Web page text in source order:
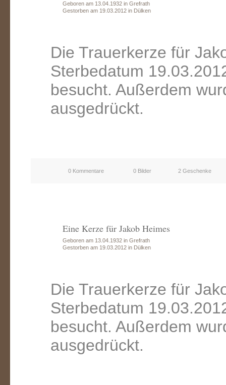
Geboren am 13.04.1932 in Grefrath
Gestorben am 19.03.2012 in Dülken
Die Trauerkerze für
Sterbedatum
besucht. Außerdem
ausgedrückt.
0 Kommentare 0 Bilder 2 Geschenke
Eine Kerze für Jakob Heimes
Geboren am 13.04.1932 in Grefrath
Gestorben am 19.03.2012 in Dülken
Die Trauerkerze für
Sterbedatum
besucht. Außerdem
ausgedrückt.